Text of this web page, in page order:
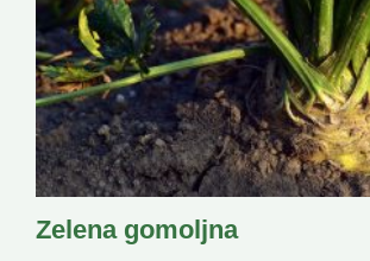
Zelena gomoljna